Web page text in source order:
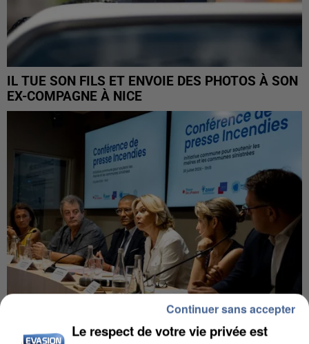
IL TUE SON FILS ET ENVOIE DES PHOTOS À SON
EX-COMPAGNE À NICE
Le respect de votre vie privée est
Continuer sans accepter